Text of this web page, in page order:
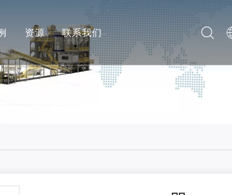
资源
最新消息
联系我们